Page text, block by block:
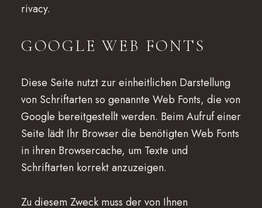
rivacy.
GOOGLE WEB FONTS
Diese Seite nutzt zur einheitlichen Darstellung
von Schriftarten so genannte Web Fonts, die von
Google bereitgestellt werden. Beim Aufruf einer
Seite lädt Ihr Browser die benötigten Web Fonts
in ihren Browsercache, um Texte und
Schriftarten korrekt anzuzeigen.
Zu diesem Zweck muss der von Ihnen